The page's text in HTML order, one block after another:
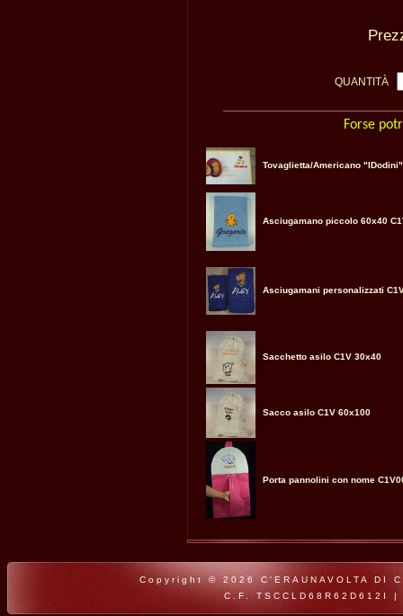
QUANTITÀ
Forse
Tovaglietta/Americano "IDodini"
Asciugamano piccolo 60x40
Asciugamani personalizzati
Sacchetto asilo C1V 30x40
Sacco asilo C1V 60x100
Porta pannolini con nome
Copyright © 2026 C'ERAUNAVOLTA
C.F. TSCCLD68R62D612I